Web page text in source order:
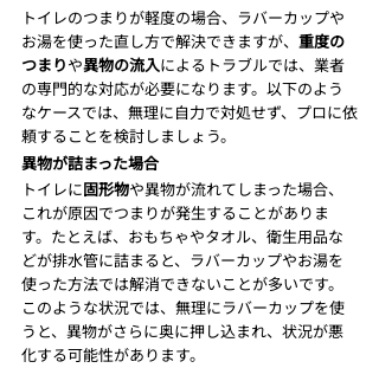
トイレのつまりが軽度の場合、ラバーカップや
お湯を使った直し方で解決できますが、 重度の
つまりや異物の流入によるトラブルでは、業者
の専門的な対応が必要になります。以下のよう
なケースでは、無理に自力で対処せず、プロに依
頼することを検討しましょう。
異物が詰まった場合
トイレに固形物や異物が流れてしまった場合、
これが原因でつまりが発生することがありま
す。たとえば、おもちゃやタオル、衛生用品な
どが排水管に詰まると、ラバーカップやお湯を
使った方法では解消できないことが多いです。
このような状況では、無理にラバーカップを使
うと、異物がさらに奥に押し込まれ、状況が悪
化する可能性があります。